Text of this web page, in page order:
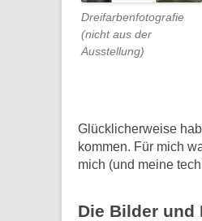
Dreifarbenfotografie
(nicht aus der
Ausstellung)
Glücklicherweise
kommen. Für mich
mich (und meine
Die Bilder und